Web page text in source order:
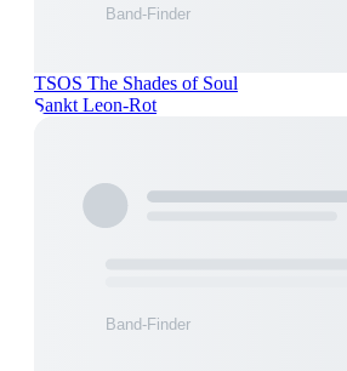
TSOS The Shades of Soul
Sankt Leon-Rot